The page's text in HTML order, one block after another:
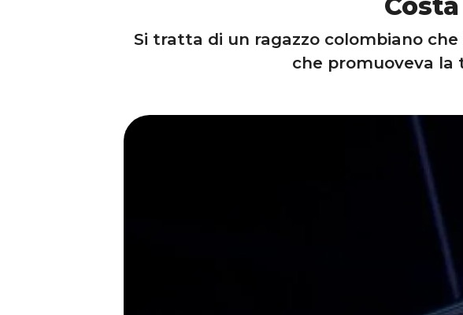
Si tratta di un ragazzo colombiano
che promuoveva la